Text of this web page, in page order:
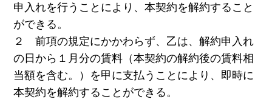
申入れを行うことにより、本契約を解約すること
ができる。
２ 前項の規定にかかわらず、乙は、解約申入れ
の日から１月分の賃料（本契約の解約後の賃料相
当額を含む。）を甲に支払うことにより、即時に
本契約を解約することができる。